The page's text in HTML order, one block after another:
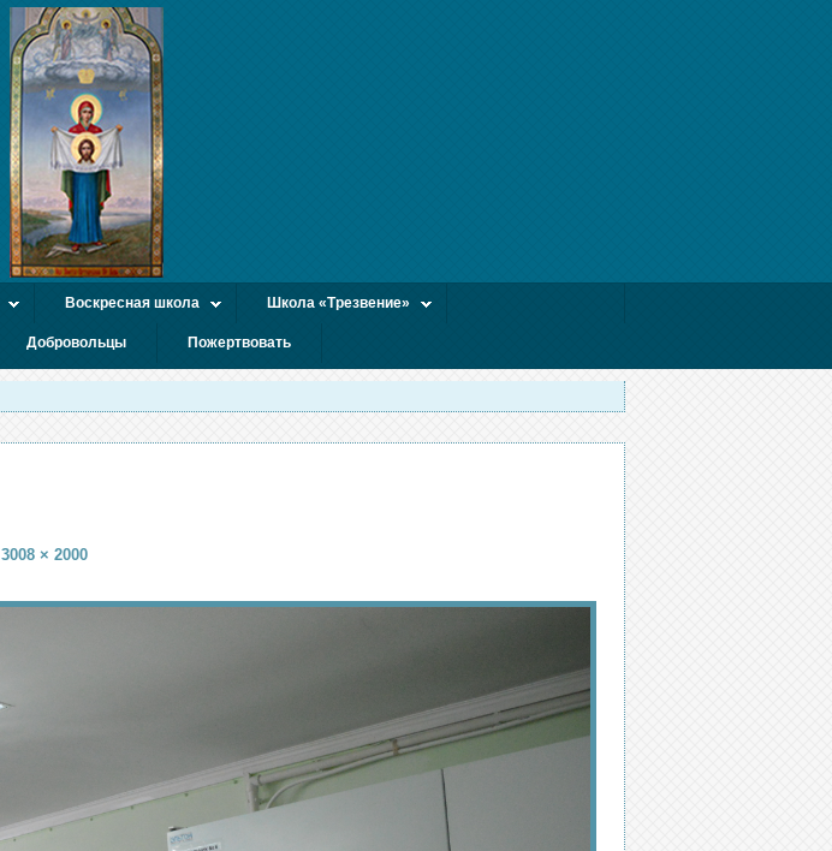
Воскресная школа Школа «Трезвение»
Добровольцы Пожертвовать
3008 × 2000